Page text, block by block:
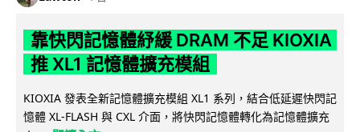
靠快閃記憶體紓緩 DRAM 不足 KIOXIA
推 XL1 記憶體擴充模組
KIOXIA 發表全新記憶體擴充模組 XL1 系列，結合低延遲快閃記
憶體 XL-FLASH 與 CXL 介面，將快閃記憶體轉化為記憶體擴充